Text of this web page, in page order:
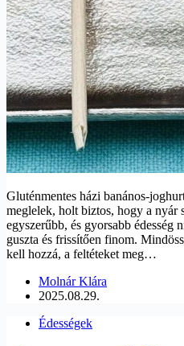
Gluténmentes házi banános-
meglelek, holt biztos, hogy a nyár
egyszerűbb, és gyorsabb édesség
guszta és frissítően finom.
kell hozzá, a feltéteket meg…
Molnár Klára
2025.08.29.
Édességek